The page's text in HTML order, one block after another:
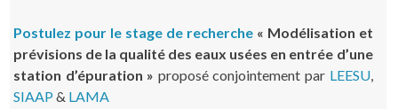
Postulez pour le stage de recherche« Modélisation et
prévisions de la qualité des eaux usées en entrée d’une
station d’épuration » proposé conjointement par LEESU,
SIAAP& LAMA